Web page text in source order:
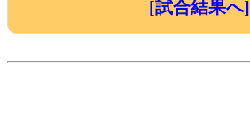
[試合結果へ]